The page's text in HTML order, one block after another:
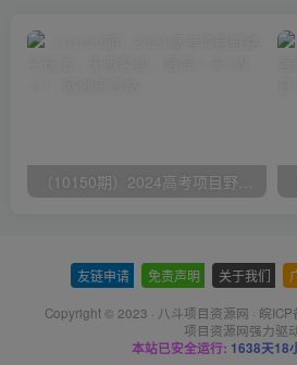
（10150期）2024高考项目野路子玩法，无限裂变，最高一天1W＋！
友链申请 免责声明 关于我们
Copyright © 2023 · 八斗项目资源网 · 皖
项目资源网强力驱
本站已安全运行: 1638天18